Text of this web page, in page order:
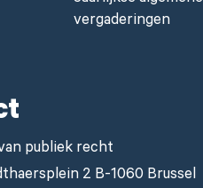
vergaderingen
publiek recht
2 B-1060 Brussel